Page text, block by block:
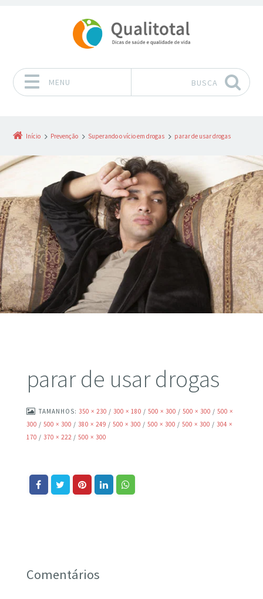
MENU BUSCA
Início Prevenção Superando o vício em drogas parar de usar drogas
parar de usar drogas
TAMANHOS: 350 × 230 / 300 × 180 / 500 × 300 / 500 × 300 / 500 ×
300 / 500 × 300 / 380 × 249 / 500 × 300 / 500 × 300 / 500 × 300 / 304 ×
170 / 370 × 222 / 500 × 300
Comentários